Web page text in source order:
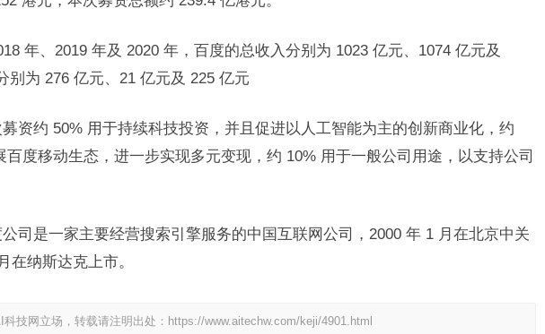
年、2019 年及 2020 年，百度的总收入分别为 1023 亿元、1074 亿元及
别为 276 亿元、21 亿元及 225 亿元
资约 50% 用于持续科技投资，并且促进以人工智能为主的创新商业化，约
百度移动生态，进一步实现多元变现，约 10% 用于一般公司用途，以支持公司
司是一家主要经营搜索引擎服务的中国互联网公司，2000 年 1 月在北京中关
在纳斯达克上市。
技网立场，转载请注明出处： https://www.aitechw.com/keji/4901.html